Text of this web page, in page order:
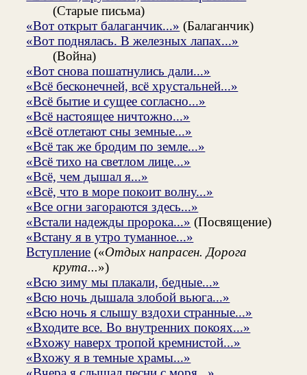
(Старые письма)
«Вот открыт балаганчик...» (Балаганчик)
«Вот поднялась. В железных лапах...»
(Война)
«Вот снова пошатнулись дали...»
«Всё бесконечней, всё хрустальней...»
«Всё бытие и сущее согласно...»
«Всё настоящее ничтожно...»
«Всё отлетают сны земные...»
«Всё так же бродим по земле...»
«Всё тихо на светлом лице...»
«Всё, чем дышал я...»
«Всё, что в море покоит волну...»
«Все огни загораются здесь...»
«Встали надежды пророка...» (Посвящение)
«Встану я в утро туманное...»
Вступление («Отдых напрасен. Дорога
крута...»)
«Всю зиму мы плакали, бедные...»
«Всю ночь дышала злобой вьюга...»
«Всю ночь я слышу вздохи странные...»
«Входите все. Во внутренних покоях...»
«Вхожу наверх тропой кремнистой...»
«Вхожу я в темные храмы...»